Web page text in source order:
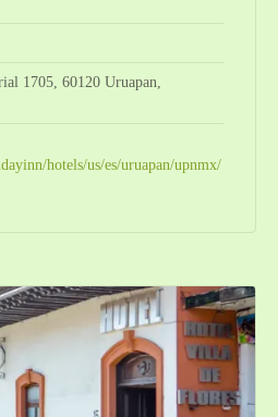
1705, 60120 Uruapan,
hotels/us/es/uruapan/upnmx/